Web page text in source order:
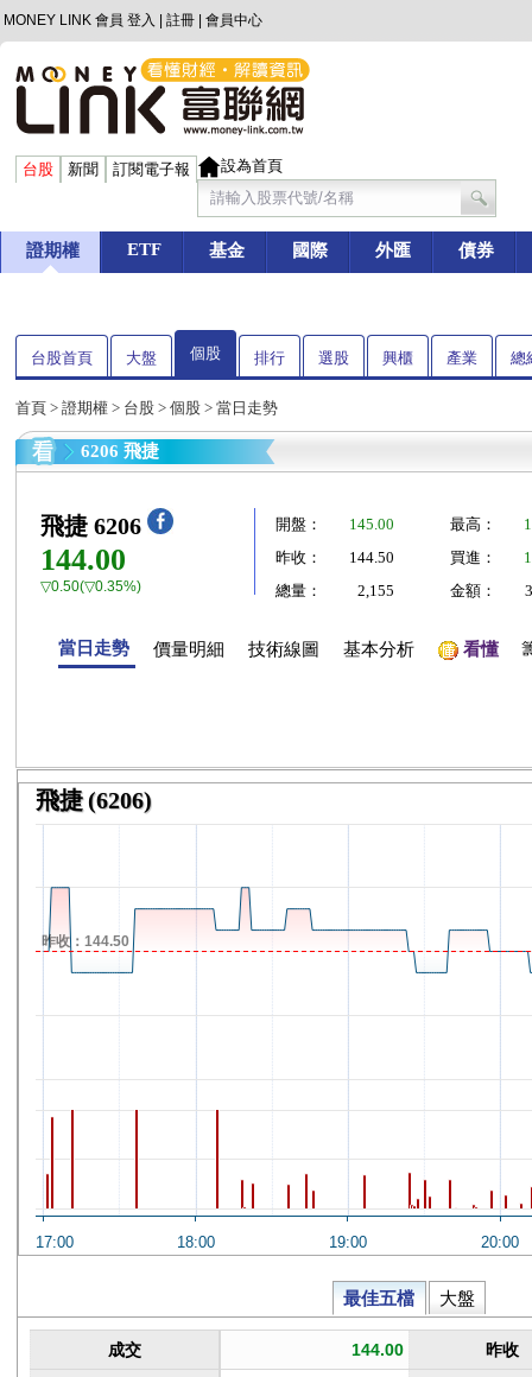
MONEY LINK 會員 登入 註冊 會員中心
台股 新聞 訂閱電子報 設為首頁
證期權 ETF 基金 國際 外匯 債券
台股首頁 大盤 個股 排行 選股 興櫃 產業 總
首頁 > 證期權 > 台股 > 個股 > 當日走勢
6206 飛捷
飛捷 6206
144.00
▽0.50(▽0.35%)
開盤： 145.00 最高：
昨收：
144.50 買進：
總量：
2,155 金額：
當日走勢 價量明細 技術線圖 基本分析 看懂